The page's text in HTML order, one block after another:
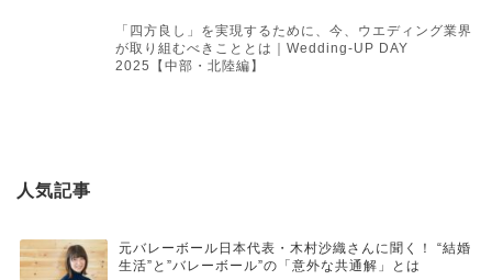
「四方良し」を実現するために、今、ウエディング業界
が取り組むべきこととは｜Wedding-UP DAY
2025【中部・北陸編】
人気記事
元バレーボール日本代表・木村沙織さんに聞く！ “結婚
生活”と”バレーボール”の「意外な共通解」とは